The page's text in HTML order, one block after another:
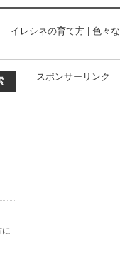
イレシネの育て方 | 色々
スポンサーリンク